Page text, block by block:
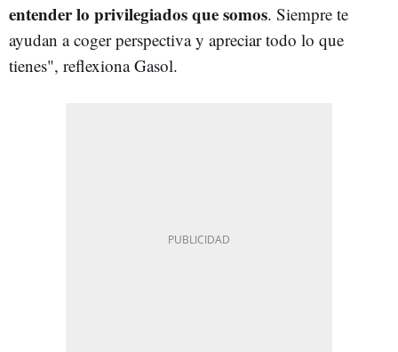
entender lo privilegiados que somos. Siempre te
ayudan a coger perspectiva y apreciar todo lo que
tienes", reflexiona Gasol.